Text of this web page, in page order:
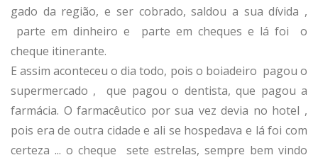
gado da região, e ser cobrado, saldou a sua dívida ,
parte em dinheiro e parte em cheques e lá foi o
cheque itinerante.
E assim aconteceu o dia todo, pois o boiadeiro pagou o
supermercado , que pagou o dentista, que pagou a
farmácia. O farmacêutico por sua vez devia no hotel ,
pois era de outra cidade e ali se hospedava e lá foi com
certeza ... o cheque sete estrelas, sempre bem vindo